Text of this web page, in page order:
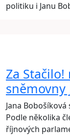
politiku i Janu
Za
sněmovny
Jana
Podle několika
říjnových